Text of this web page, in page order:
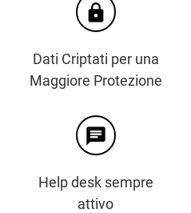
https
Dati Criptati per una
Maggiore Protezione
chat
Help desk sempre
attivo